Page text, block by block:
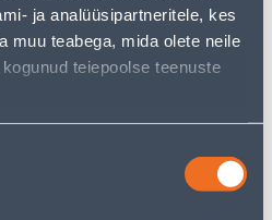
ja analüüsipartneritele, kes
muu teabega, mida olete neile
teiepoolse teenuste
TOODE